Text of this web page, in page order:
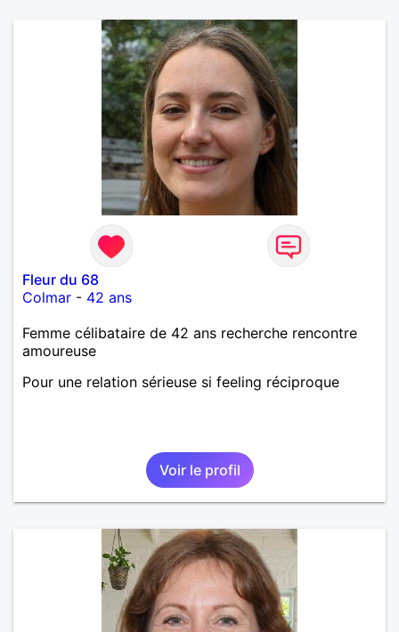
Fleur du 68
Colmar - 42 ans
Femme célibataire de 42 ans recherche rencontre
amoureuse
Pour une relation sérieuse si feeling réciproque
Voir le profil